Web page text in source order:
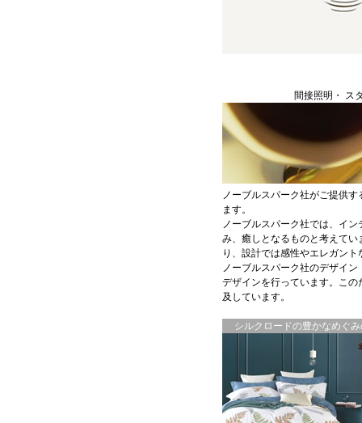
間接照明・ ス
ノーブルスパーク社がご提供
ます。
ノーブルスパーク社では、イ
み、癒しとなるものと考えて
り、設計では感性やエレガン
ノーブルスパーク社のデザイ
デザインを行っています。こ
及しています。
シルクロードの豊かなめぐみ